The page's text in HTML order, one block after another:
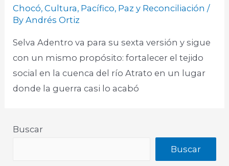
Chocó,Cultura, Pacífico, Paz y Reconciliación /
ByAndrés Ortiz
Selva Adentro va para su sexta versión y sigue
con un mismo propósito: fortalecer el tejido
social en la cuenca del río Atrato en un lugar
donde la guerra casi lo acabó
Buscar
Buscar